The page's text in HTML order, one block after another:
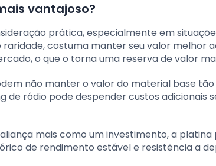
vantajoso?
prática, especialmente em
costuma manter seu valor melhor
o que o torna uma reserva de valor
não manter o valor do material base
de ródio pode despender custos adicionais
mais como um investimento, a
de rendimento estável e resistência a